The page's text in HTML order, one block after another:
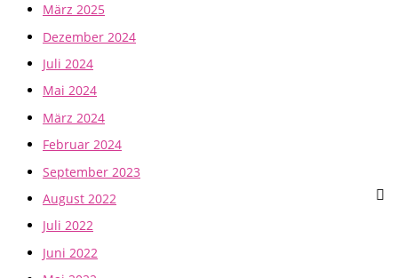
März 2025
Dezember 2024
Juli 2024
Mai 2024
März 2024
Februar 2024
September 2023
August 2022
Juli 2022
Juni 2022